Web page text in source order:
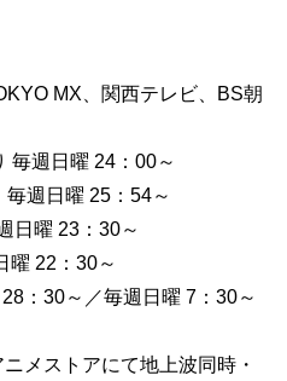
MX、関西テレビ、BS朝
毎週日曜 24：00～
週日曜 25：54～
日曜 23：30～
曜 22：30～
：30～／毎週日曜 7：30～
メストアにて地上波同時・